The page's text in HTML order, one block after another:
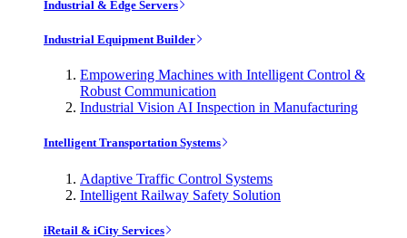
Industrial & Edge Servers
Industrial Equipment Builder
Empowering Machines with Intelligent Control &
Robust Communication
Industrial Vision AI Inspection in Manufacturing
Intelligent Transportation Systems
Adaptive Traffic Control Systems
Intelligent Railway Safety Solution
iRetail & iCity Services